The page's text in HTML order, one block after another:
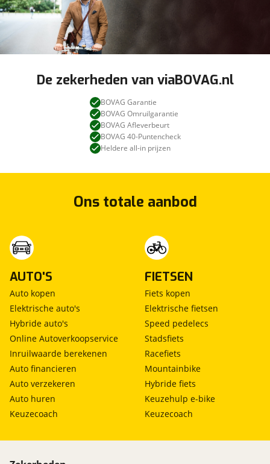
De zekerheden van viaBOVAG.nl
BOVAG Garantie
BOVAG Omruilgarantie
BOVAG Afleverbeurt
BOVAG 40-Puntencheck
Heldere all-in prijzen
Ons totale aanbod
AUTO'S
Auto kopen
Elektrische auto's
Hybride auto's
Online Autoverkoopservice
Inruilwaarde berekenen
Auto financieren
Auto verzekeren
Auto huren
Keuzecoach
FIETSEN
Fiets kopen
Elektrische fietsen
Speed pedelecs
Stadsfiets
Racefiets
Mountainbike
Hybride fiets
Keuzehulp e-bike
Keuzecoach